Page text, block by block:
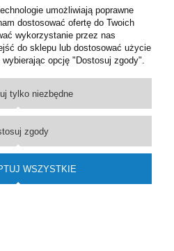
Jest pożytek z tej
tworzą palisady
zamek.
18
utyka je w piachu.
umożliwiają poprawne
dostosować ofertę do Twoich
wykorzystanie przez nas
do sklepu lub dostosować użycie
opcję "Dostosuj zgody".
tylko niezbędne
zgody
WSZYSTKIE